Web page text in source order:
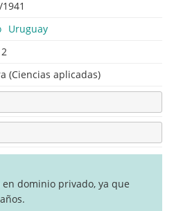
Uruguay
(Ciencias aplicadas)
dominio privado, ya que